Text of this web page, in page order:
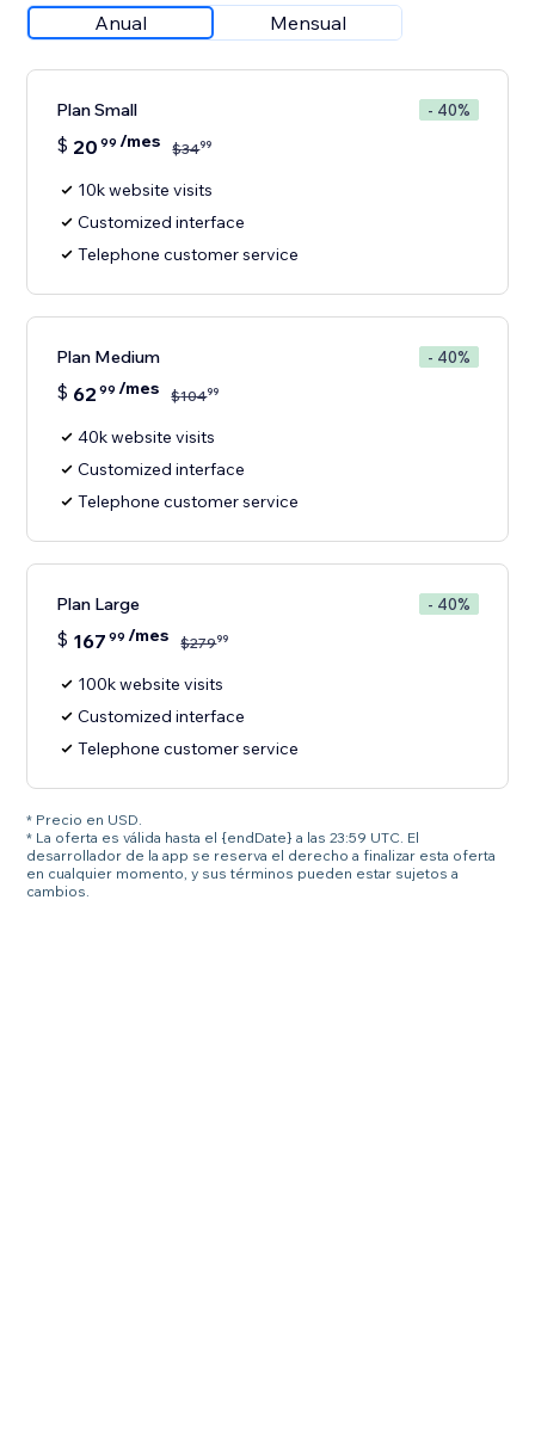
Anual Mensual
Plan Small - 40%
$ 20 99 /mes $3499
10k website visits
Customized interface
Telephone customer service
Plan Medium - 40%
$ 62 99 /mes $10499
40k website visits
Customized interface
Telephone customer service
Plan Large - 40%
$ 167 99 /mes $27999
100k website visits
Customized interface
Telephone customer service
* Precio en USD.
* La oferta es válida hasta el {endDate} a las 23:59 UTC. El
desarrollador de la app se reserva el derecho a finalizar esta oferta
en cualquier momento, y sus términos pueden estar sujetos a
cambios.